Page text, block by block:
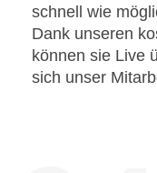
schnell wie
Dank unseren
können sie Live
sich unser